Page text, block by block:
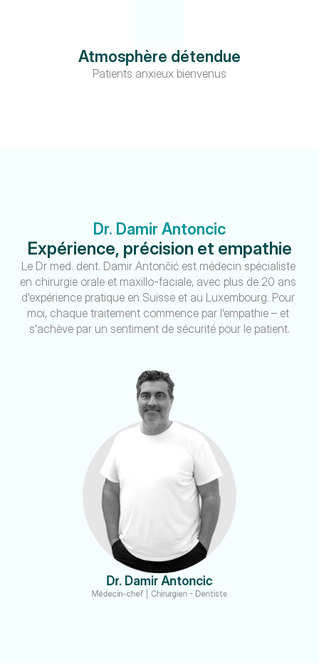
Atmosphère détendue
Patients anxieux bienvenus
Dr. Damir Antoncic
Expérience, précision et empathie
Le Dr med. dent. Damir Antončić est médecin spécialiste
en chirurgie orale et maxillo-faciale, avec plus de 20 ans
d'expérience pratique en Suisse et au Luxembourg. Pour
moi, chaque traitement commence par l'empathie – et
s'achève par un sentiment de sécurité pour le patient.
Dr. Damir Antoncic
Médecin-chef | Chirurgien - Dentiste